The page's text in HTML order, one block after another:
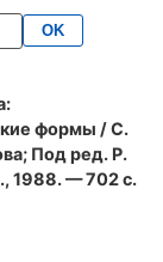
OK
формы / С.
Под ред. Р.
1988. — 702 с.